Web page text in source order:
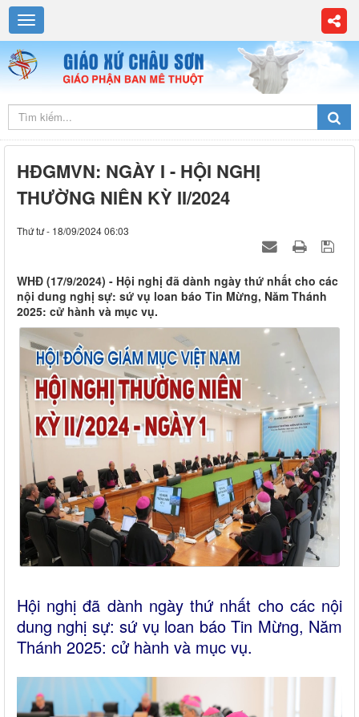
HĐGMVN: NGÀY I - HỘI NGHỊ
THƯỜNG NIÊN KỲ II/2024
Thứ tư - 18/09/2024 06:03
WHĐ (17/9/2024) - Hội nghị đã dành ngày thứ nhất cho các
nội dung nghị sự: sứ vụ loan báo Tin Mừng, Năm Thánh
2025: cử hành và mục vụ.
Hội nghị đã dành ngày thứ nhất cho các nội
dung nghị sự: sứ vụ loan báo Tin Mừng, Năm
Thánh 2025: cử hành và mục vụ.